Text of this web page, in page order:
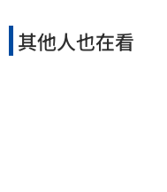
其他人也在看